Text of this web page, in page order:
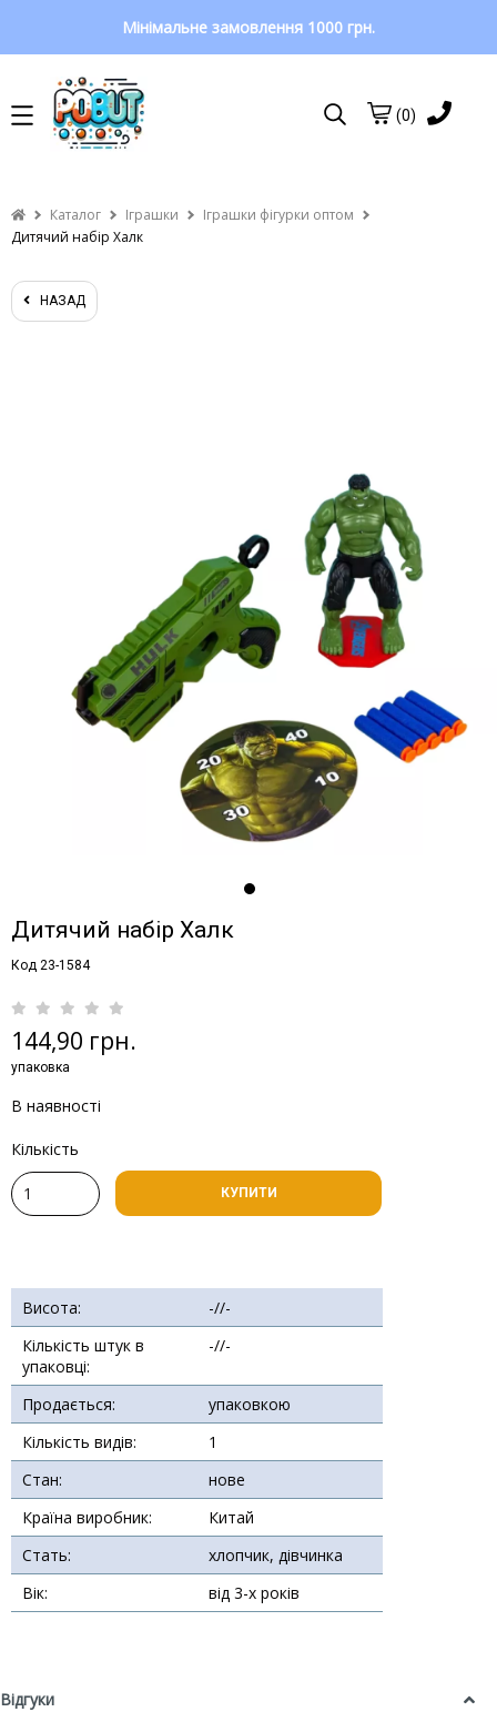
Мінімальне замовлення 1000 грн.
(0)
Каталог Іграшки
Іграшки фігурки оптом
Дитячий набір Халк
НАЗАД
Дитячий набір Халк
Код 23-1584
144,90 грн.
упаковка
В наявності
Кількість
КУПИТИ
Висота:
-//-
Кількість штук в
упаковці:
-//-
Продається:
упаковкою
Кількість видів:
1
Стан:
нове
Країна виробник:
Китай
Стать:
хлопчик, дівчинка
Вік:
від 3-х років
Відгуки